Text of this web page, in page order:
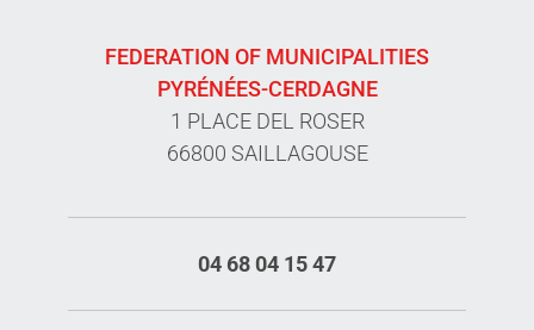
FEDERATION OF MUNICIPALITIES
PYRÉNÉES-CERDAGNE
1 PLACE DEL ROSER
66800 SAILLAGOUSE
04 68 04 15 47